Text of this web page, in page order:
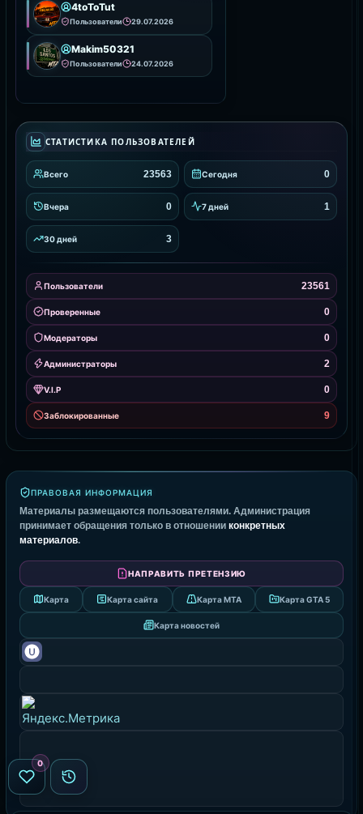
4toToTut
Пользователи 29.07.2026
Makim50321
Пользователи 24.07.2026
СТАТИСТИКА ПОЛЬЗОВАТЕЛЕЙ
Всего 23563 Сегодня 0
Вчера 0 7 дней 1
30 дней 3
Пользователи 23561
Проверенные 0
Модераторы 0
Администраторы 2
V.I.P 0
Заблокированные 9
ПРАВОВАЯ ИНФОРМАЦИЯ
Материалы размещаются пользователями. Администрация
принимает обращения только в отношении конкретных
материалов.
НАПРАВИТЬ ПРЕТЕНЗИЮ
Карта Карта сайта Карта MTA Карта GTA 5
Карта новостей
0